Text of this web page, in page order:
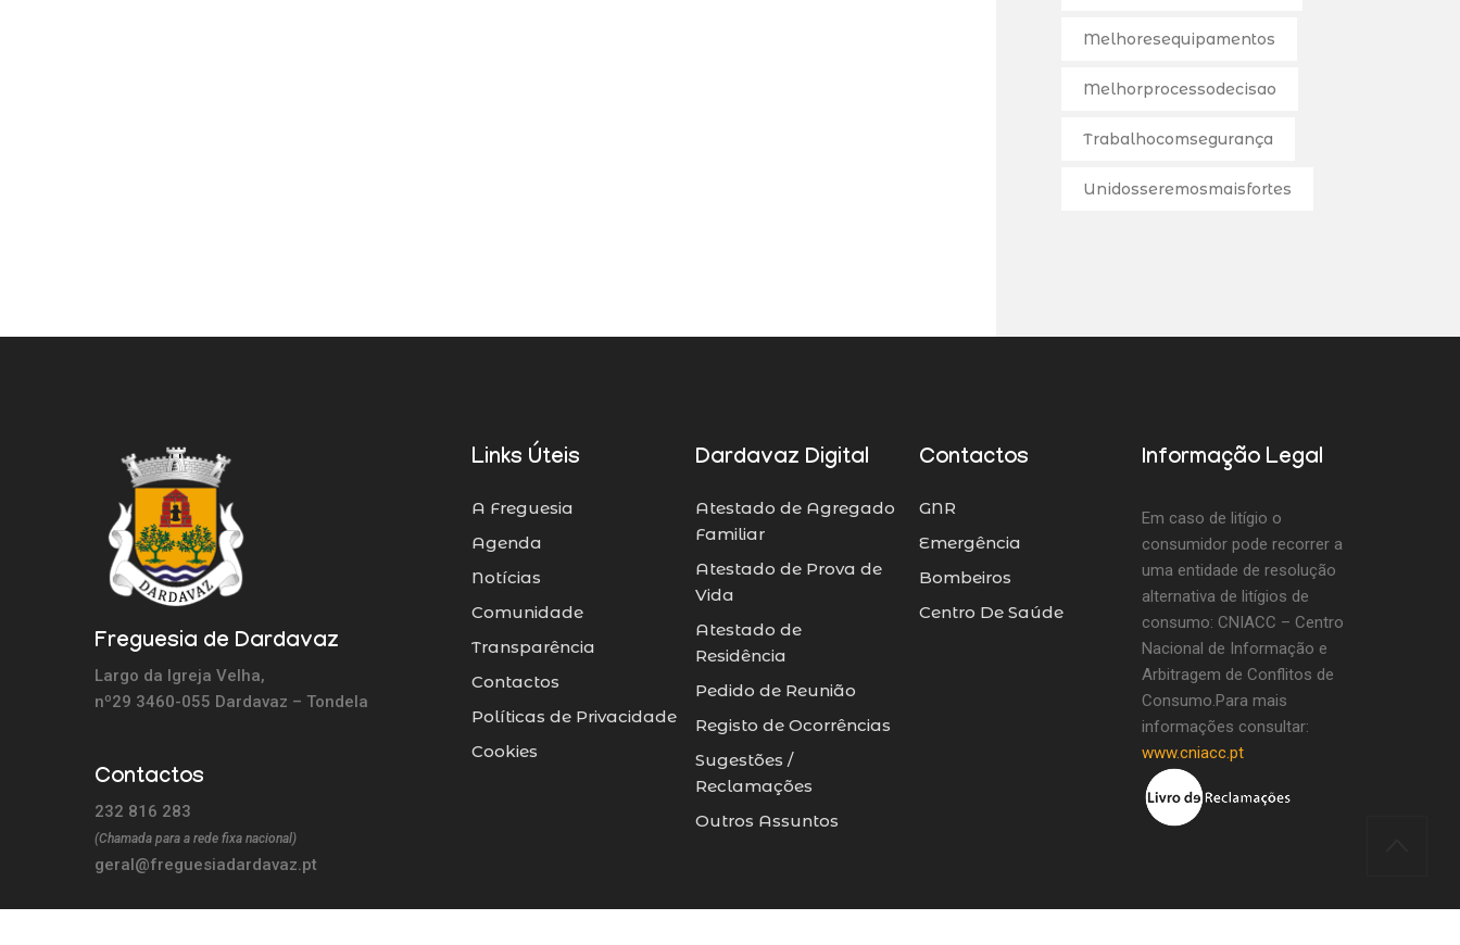
Melhoresequipamentos
Melhorprocessodecisao
Trabalhocomsegurança
Unidosseremosmaisfortes
Freguesia de Dardavaz
Largo da Igreja Velha,
nº29 3460-055 Dardavaz – Tondela
Contactos
232 816 283
(Chamada para a rede fixa nacional)
geral@freguesiadardavaz.pt
Links Úteis
A Freguesia
Agenda
Notícias
Comunidade
Transparência
Contactos
Políticas de Privacidade
Cookies
Dardavaz Digital
Atestado de Agregado
Familiar
Atestado de Prova de
Vida
Atestado de
Residência
Pedido de Reunião
Registo de Ocorrências
Sugestões /
Reclamações
Outros Assuntos
Contactos
GNR
Emergência
Bombeiros
Centro De Saúde
Informação Legal
Em caso de litígio o
consumidor pode recorrer a
uma entidade de resolução
alternativa de litígios de
consumo: CNIACC – Centro
Nacional de Informação e
Arbitragem de Conflitos de
Consumo.Para mais
informações consultar:
www.cniacc.pt